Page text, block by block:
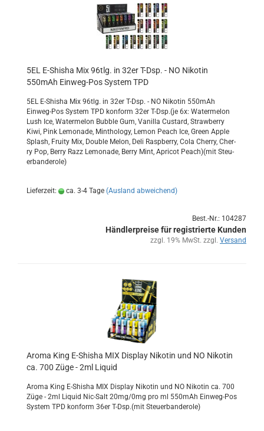
5EL E-​Shi­sha Mix 96tlg. in 32er T-Dsp. - NO Ni­ko­tin
550mAh Einweg-​​Pos Sys­tem TPD
5EL E-​Shisha Mix 96tlg. in 32er T-Dsp. - NO Ni­ko­tin 550mAh
Einweg-​Pos Sys­tem TPD kon­form 32er T-Dsp.(je 6x: Wa­ter­me­lon
Lush Ice, Wa­ter­me­lon Bub­ble Gum, Va­nil­la Cus­tard, Straw­ber­ry
Kiwi, Pink Le­mo­na­de, Min­tho­lo­gy, Lemon Peach Ice, Green Apple
Splash, Frui­ty Mix, Dou­ble Melon, Deli Raspber­ry, Cola Cher­ry, Cher­
ry Pop, Berry Razz Le­mo­na­de, Berry Mint, Apri­cot Peach)(mit Steu­
er­ban­de­ro­le)
Lieferzeit: ca. 3-4 Tage (Ausland abweichend)
Best.-Nr.: 104287
Händlerpreise für registrierte Kunden
zzgl. 19% MwSt. zzgl. Versand
Aroma King E-​Shi­sha MIX Dis­play Ni­ko­tin und NO Ni­ko­tin
ca. 700 Züge - 2ml Li­quid
Aroma King E-​Shisha MIX Dis­play Ni­ko­tin und NO Ni­ko­tin ca. 700
Züge - 2ml Li­quid Nic-​Salt 20mg/0mg pro ml 550mAh Einweg-​Pos
Sys­tem TPD kon­form 36er T-Dsp.(mit Steu­er­ban­de­ro­le)